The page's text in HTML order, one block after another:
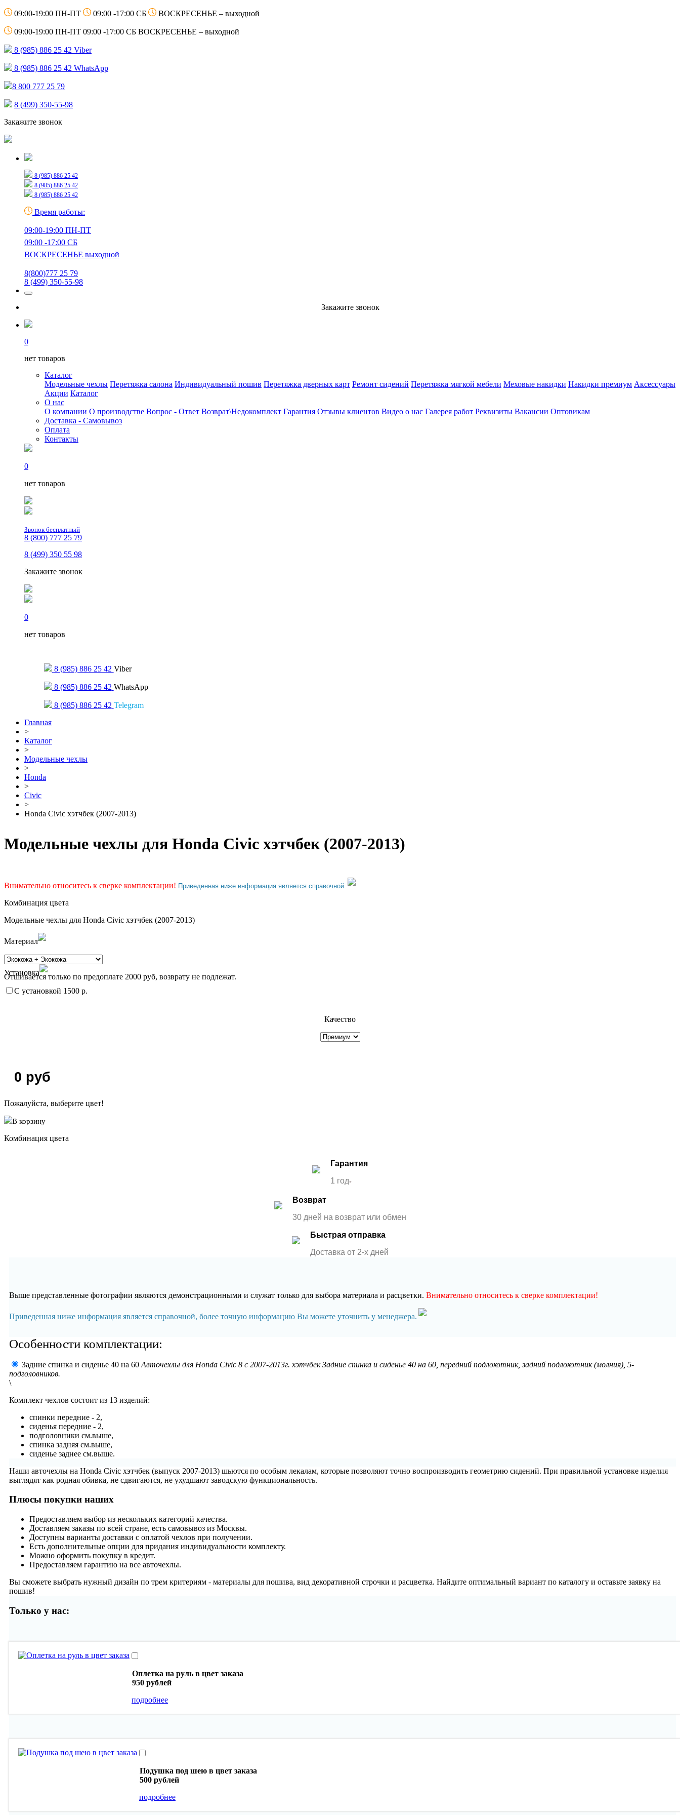
09:00-19:00 ПН-ПТ 09:00 -17:00 СБ ВОСКРЕСЕНЬЕ – выходной
09:00-19:00 ПН-ПТ 09:00 -17:00 СБ ВОСКРЕСЕНЬЕ – выходной
8 (985) 886 25 42 Viber
8 (985) 886 25 42 WhatsApp
8 800 777 25 79
8 (499) 350-55-98
Закажите звонок
8 (985) 886 25 42
8 (985) 886 25 42
8 (985) 886 25 42
Время работы:
09:00-19:00 ПН-ПТ
09:00 -17:00 СБ
ВОСКРЕСЕНЬЕ выходной
8(800)777 25 79
8 (499) 350-55-98
Закажите звонок
0
нет товаров
Каталог
Модельные чехлы Перетяжка салона Индивидуальный пошив Перетяжка дверных карт Ремонт сидений Перетяжка мягкой мебели Меховые накидки Накидки премиум Аксессуары
Акции Каталог
О нас
О компании О производстве Вопрос - Ответ Возврат\Недокомплект Гарантия Отзывы клиентов Видео о нас Галерея работ Реквизиты Вакансии Оптовикам
Доставка - Самовывоз
Оплата
Контакты
0
нет товаров
Звонок бесплатный
8 (800) 777 25 79
8 (499) 350 55 98
Закажите звонок
0
нет товаров
8 (985) 886 25 42 Viber
8 (985) 886 25 42 WhatsApp
8 (985) 886 25 42 Telegram
Главная
>
Каталог
>
Модельные чехлы
>
Honda
>
Civic
>
Honda Civic хэтчбек (2007-2013)
Модельные чехлы для Honda Civic хэтчбек (2007-2013)
Внимательно относитесь к сверке комплектации! Приведенная ниже информация является справочной.
Комбинация цвета
Модельные чехлы для Honda Civic хэтчбек (2007-2013)
Материал
Отшивается только по предоплате 2000 руб, возврату не подлежат.
Установка
С установкой 1500 р.
Качество
0 руб
Пожалуйста, выберите цвет!
В корзину
Комбинация цвета
Гарантия
1 год*
Возврат
30 дней на возврат или обмен
Быстрая отправка
Доставка от 2-x дней
Выше представленные фотографии являются демонстрационными и служат только для выбора материала и расцветки. Внимательно относитесь к сверке комплектации!
Приведенная ниже информация является справочной, более точную информацию Вы можете уточнить у менеджера.
Особенности комплектации:
Задние спинка и сиденье 40 на 60 Авточехлы для Honda Civic 8 с 2007-2013г. хэтчбек Задние спинка и сиденье 40 на 60, передний подлокотник, задний подлокотник (молния), 5-
подголовников.
\
Комплект чехлов состоит из 13 изделий:
спинки передние - 2,
сиденья передние - 2,
подголовники см.выше,
спинка задняя см.выше,
сиденье заднее см.выше.
Наши авточехлы на Honda Civic хэтчбек (выпуск 2007-2013) шьются по особым лекалам, которые позволяют точно воспроизводить геометрию сидений. При правильной установке изделия
выглядят как родная обивка, не сдвигаются, не ухудшают заводскую функциональность.
Плюсы покупки наших
Предоставляем выбор из нескольких категорий качества.
Доставляем заказы по всей стране, есть самовывоз из Москвы.
Доступны варианты доставки с оплатой чехлов при получении.
Есть дополнительные опции для придания индивидуальности комплекту.
Можно оформить покупку в кредит.
Предоставляем гарантию на все авточехлы.
Вы сможете выбрать нужный дизайн по трем критериям - материалы для пошива, вид декоративной строчки и расцветка. Найдите оптимальный вариант по каталогу и оставьте заявку на
пошив!
Только у нас:
Оплетка на руль в цвет заказа
950 рублей
подробнее
Подушка под шею в цвет заказа
500 рублей
подробнее